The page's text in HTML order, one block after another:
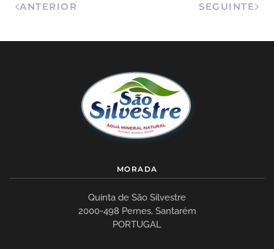
ANTERIOR SEGUINTE
MORADA
Quinta de São Silvestre
2000-498 Pernes, Santarém
PORTUGAL